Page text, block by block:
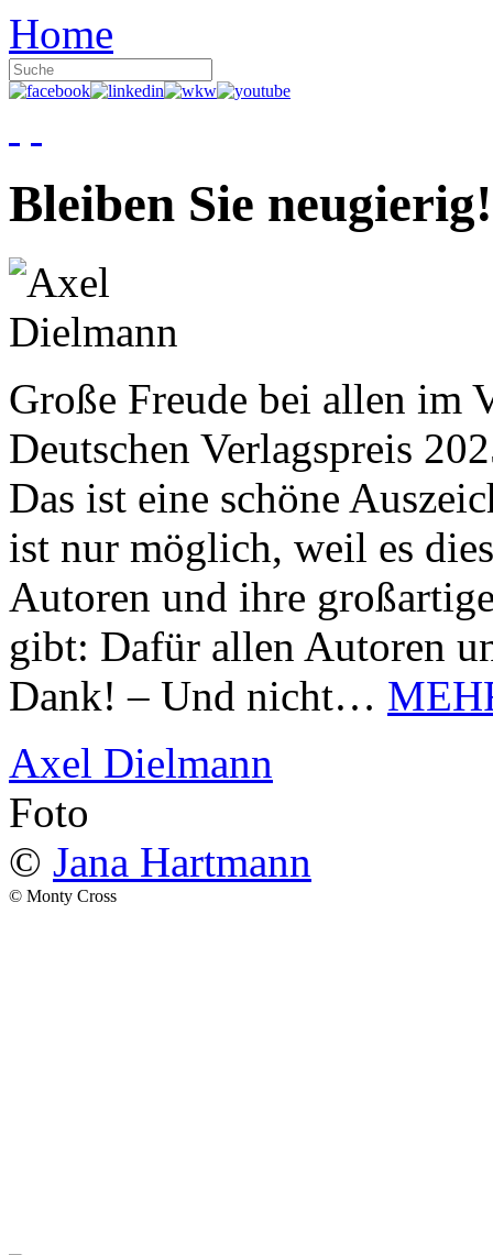
Home
Bleiben Sie neugierig!
Große Freude bei allen im
Deutschen Verlagspreis
Das ist eine schöne
ist nur möglich, weil es
Autoren und ihre
gibt: Dafür allen Autoren
Dank! – Und nicht…
Axel Dielmann
Foto
© Jana Hartmann
© Monty Cross